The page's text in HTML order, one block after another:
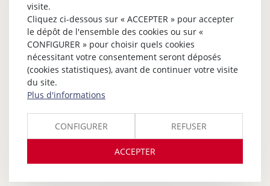
visite.
Cliquez ci-dessous sur « ACCEPTER » pour accepter
le dépôt de l'ensemble des cookies ou sur «
CONFIGURER » pour choisir quels cookies
nécessitant votre consentement seront déposés
(cookies statistiques), avant de continuer votre visite
du site.
Plus d'informations
CONFIGURER REFUSER
ACCEPTER